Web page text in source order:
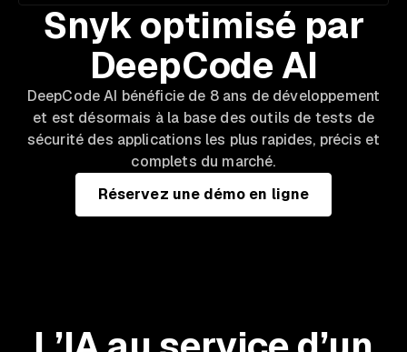
Snyk optimisé par
DeepCode AI
DeepCode AI bénéficie de 8 ans de développement
et est désormais à la base des outils de tests de
sécurité des applications les plus rapides, précis et
complets du marché.
Réservez une démo en ligne